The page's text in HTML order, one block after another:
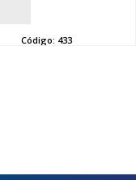
Código: 433